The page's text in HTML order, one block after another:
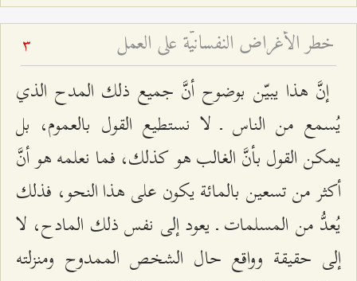
خطر الأغراض النفسانيّة على العمل 3
إنَّ هذا يبيّن بوضوح أنَّ جميع ذلك المدح الذي
يُسمع من الناس ـ لا نستطيع القول بالعموم، بل
يمكن القول بأنَّ الغالب هو كذلك، فما نعلمه هو أنَّ
أكثر من تسعين بالمائة يكون على هذا النحو، فذلك
يُعدُّ من المسلمات ـ يعود إلى نفس ذلك المادح، لا
إلى حقيقة وواقع حال الشخص الممدوح ومنزلته